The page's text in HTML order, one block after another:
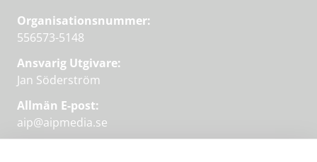
Organisationsnummer:
556573-5148
Ansvarig Utgivare:
Jan Söderström
Allmän E-post:
aip@aipmedia.se